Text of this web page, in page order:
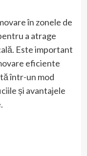
în zonele de
a atrage
Este important
eficiente
într-un mod
și avantajele